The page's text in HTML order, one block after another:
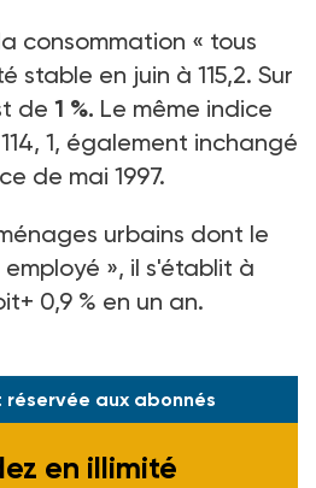
consommation « tous
stable en juin à 115,2. Sur
de 1 %. Le même indice
1, également inchangé
de mai 1997.
urbains dont le
», il s'établit à
0,9 % en un an.
réservée aux abonnés
en illimité